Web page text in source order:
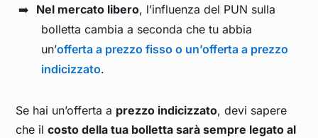
Gennaio 2025 0,143
Dicembre 2024
Novembre 2024 0,131
Nel mercato libero, l’influenza del PUN sulla
bolletta cambia a seconda che tu abbia
un’offerta a prezzo fisso o un’offerta a prezzo
indicizzato.
Se hai un’offerta a prezzo indicizzato, devi sapere
che ilcosto della tua bolletta sarà sempre legato al